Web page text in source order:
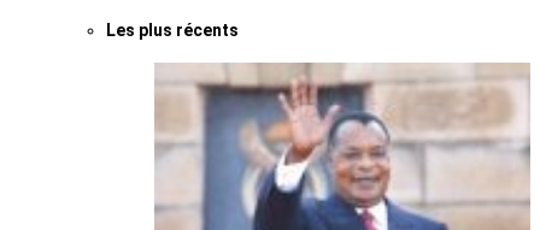
Les plus récents